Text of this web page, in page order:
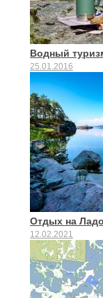
Водный
25.01.2016
Отдых на
12.02.2021